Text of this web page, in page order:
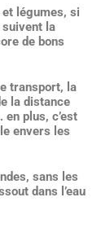
légumes, si
la
de bons
transport, la
la distance
plus, c’est
envers les
sans les
dans l’eau